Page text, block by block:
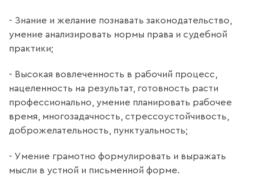
- Знание и желание познавать законодательство,
умение анализировать нормы права и судебной
практики;
- Высокая вовлеченность в рабочий процесс,
нацеленность на результат, готовность расти
профессионально, умение планировать рабочее
время, многозадачность, стрессоустойчивость,
доброжелательность, пунктуальность;
- Умение грамотно формулировать и выражать
мысли в устной и письменной форме.